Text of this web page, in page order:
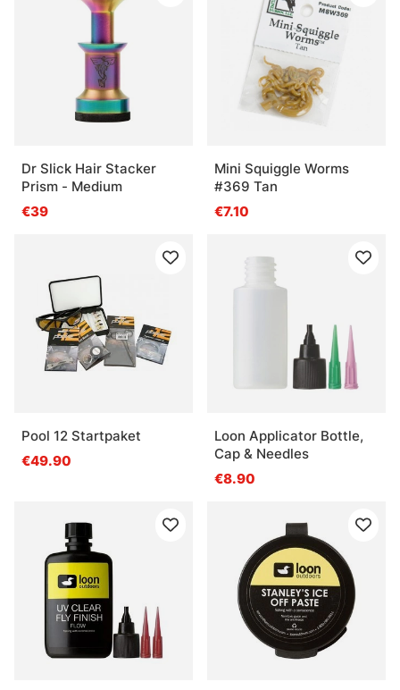
Dr Slick Hair Stacker
Prism - Medium
€39
Mini Squiggle Worms
#369 Tan
€7.10
Pool 12 Startpaket
€49.90
Loon Applicator Bottle,
Cap & Needles
€8.90